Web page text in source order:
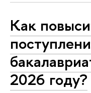
Как
2026 году?